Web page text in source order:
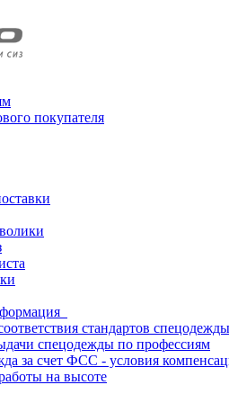
покупателя
стандартов спецодежды
спецодежды по профессиям
за счет ФСС - условия
на высоте